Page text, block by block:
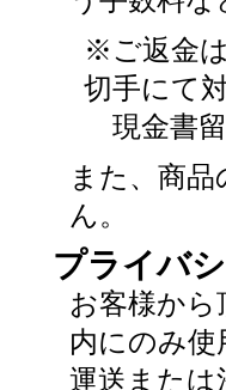
※ご返金
切手にて
現金書
また、商
ん。
プライバ
お客様か
内にのみ
運送または